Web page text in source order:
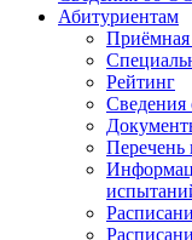
Абитуриентам
Приёмная
Рейтинг
Сведения
Перечень